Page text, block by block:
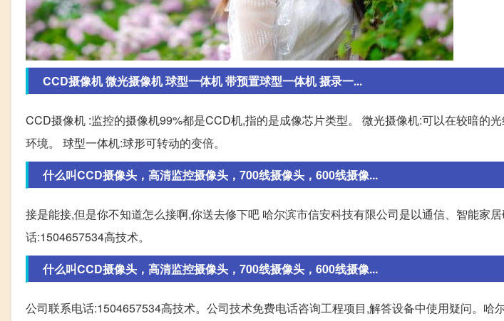
CCD摄像机 微光摄像机 球型一体机 带预置球型一体机 摄录一...
CCD摄像机 :监控的摄像机99%都是CCD机,指的是成像芯片类型。 微光摄像机:可以在较暗的
环境。 球型一体机:球形可转动的变倍。
什么叫CCD摄像头，高清监控摄像头，700线摄像头，600线摄像...
接是能接,但是你不知道怎么接啊,你送去修下吧 哈尔滨市信安科技有限公司是以通信、智能家
话:1504657534高技术。
什么叫CCD摄像头，高清监控摄像头，700线摄像头，600线摄像...
公司联系电话:1504657534高技术。公司技术免费电话咨询工程项目,解答设备中使用疑问。哈